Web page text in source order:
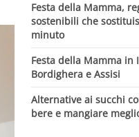
Festa della Mamma,
sostenibili che
minuto
Festa della Mamma
Bordighera e Assisi
Alternative ai succhi
bere e mangiare